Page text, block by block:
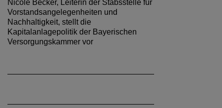
Nicole Becker, Leiterin der Stabsstelle für
Vorstandsangelegenheiten und
Nachhaltigkeit, stellt die
Kapitalanlagepolitik der Bayerischen
Versorgungskammer vor